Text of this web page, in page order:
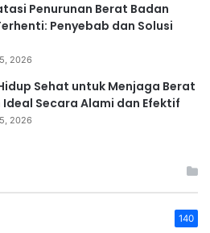
Penurunan Berat Badan
Penyebab dan Solusi
2026
Sehat untuk Menjaga Berat
Ideal Secara Alami dan Efektif
2026
140